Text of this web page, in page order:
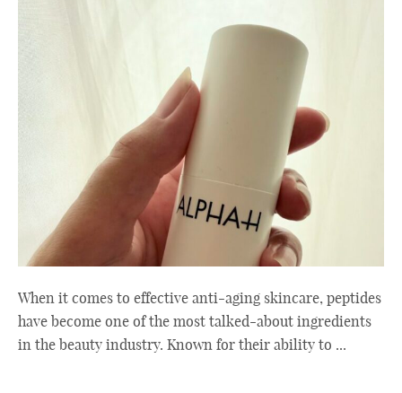
When it comes to effective anti-aging skincare, peptides
have become one of the most talked-about ingredients
in the beauty industry. Known for their ability to ...